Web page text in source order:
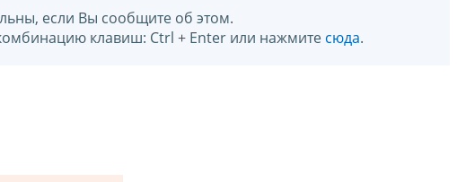
если Вы сообщите об этом.
клавиш: Ctrl + Enter или нажмите сюда.